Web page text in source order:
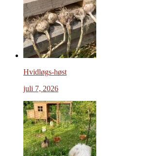
Hvidløgs-høst
juli 7, 2026